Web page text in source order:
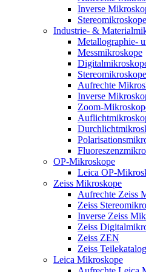
Inverse
Stereomikroskope
Industrie- &
Metallographie-
Messmikroskope
Stereomikroskope
Aufrechte
Inverse
Zoom-
OP-Mikroskope
Leica OP-
Zeiss Mikroskope
Aufrechte Zeiss
Zeiss
Inverse Zeiss
Zeiss
Zeiss ZEN
Zeiss Teilekatalog
Leica Mikroskope